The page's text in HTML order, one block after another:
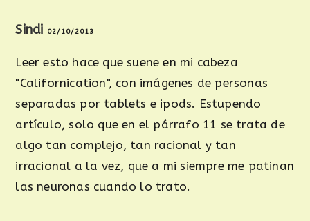
Sindi 02/10/2013
Leer esto hace que suene en mi cabeza
"Californication", con imágenes de personas
separadas por tablets e ipods. Estupendo
artículo, solo que en el párrafo 11 se trata de
algo tan complejo, tan racional y tan
irracional a la vez, que a mi siempre me patinan
las neuronas cuando lo trato.